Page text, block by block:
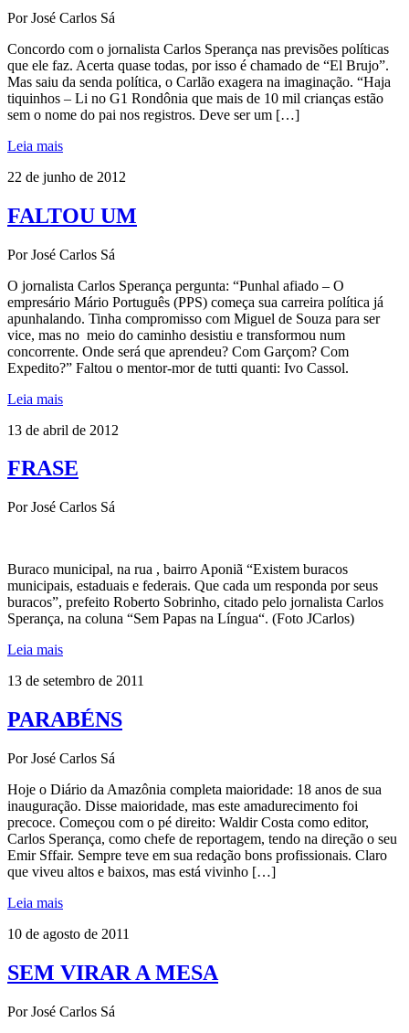
Por José Carlos Sá
Concordo com o jornalista Carlos Sperança nas previsões políticas
que ele faz. Acerta quase todas, por isso é chamado de “El Brujo”.
Mas saiu da senda política, o Carlão exagera na imaginação. “Haja
tiquinhos – Li no G1 Rondônia que mais de 10 mil crianças estão
sem o nome do pai nos registros. Deve ser um […]
Leia mais
22 de junho de 2012
FALTOU UM
Por José Carlos Sá
O jornalista Carlos Sperança pergunta: “Punhal afiado – O
empresário Mário Português (PPS) começa sua carreira política já
apunhalando. Tinha compromisso com Miguel de Souza para ser
vice, mas no meio do caminho desistiu e transformou num
concorrente. Onde será que aprendeu? Com Garçom? Com
Expedito?” Faltou o mentor-mor de tutti quanti: Ivo Cassol.
Leia mais
13 de abril de 2012
FRASE
Por José Carlos Sá
Buraco municipal, na rua , bairro Aponiã “Existem buracos
municipais, estaduais e federais. Que cada um responda por seus
buracos”, prefeito Roberto Sobrinho, citado pelo jornalista Carlos
Sperança, na coluna “Sem Papas na Língua“. (Foto JCarlos)
Leia mais
13 de setembro de 2011
PARABÉNS
Por José Carlos Sá
Hoje o Diário da Amazônia completa maioridade: 18 anos de sua
inauguração. Disse maioridade, mas este amadurecimento foi
precoce. Começou com o pé direito: Waldir Costa como editor,
Carlos Sperança, como chefe de reportagem, tendo na direção o seu
Emir Sffair. Sempre teve em sua redação bons profissionais. Claro
que viveu altos e baixos, mas está vivinho […]
Leia mais
10 de agosto de 2011
SEM VIRAR A MESA
Por José Carlos Sá